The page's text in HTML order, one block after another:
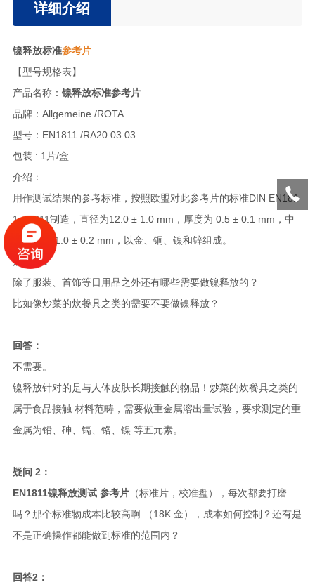
详细介绍
镍释放标准参考片
【型号规格表】
产品名称： 镍释放标准参考片
品牌：Allgemeine /ROTA
型号：EN1811 /RA20.03.03
包装 : 1片/盒
介绍：
用作测试结果的参考标准，按照欧盟对此参考片的标准DIN EN181
1：2011制造，直径为12.0 ± 1.0 mm，厚度为 0.5 ± 0.1 mm，中
孔直径为 1.0 ± 0.2 mm，以金、铜、镍和锌组成。
疑问 1：
除了服装、首饰等日用品之外还有哪些需要做镍释放的？
比如像炒菜的炊餐具之类的需要不要做镍释放？
回答：
不需要。
镍释放针对的是与人体皮肤长期接触的物品！炒菜的炊餐具之类的
属于食品接触 材料范畴，需要做重金属溶出量试验，要求测定的重
金属为铅、砷、镉、铬、镍 等五元素。
疑问 2：
EN1811镍释放测试 参考片（标准片，校准盘），每次都要打磨
吗？那个标准物成本比较高啊 （18K 金），成本如何控制？还有是
不是正确操作都能做到标准的范围内？
回答2：